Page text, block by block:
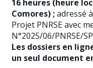
16 heures (heure
Comores) ;adressé
Projet PNRSE avec
N°2025/06/PNRSE/
Les dossiers en
un seul document